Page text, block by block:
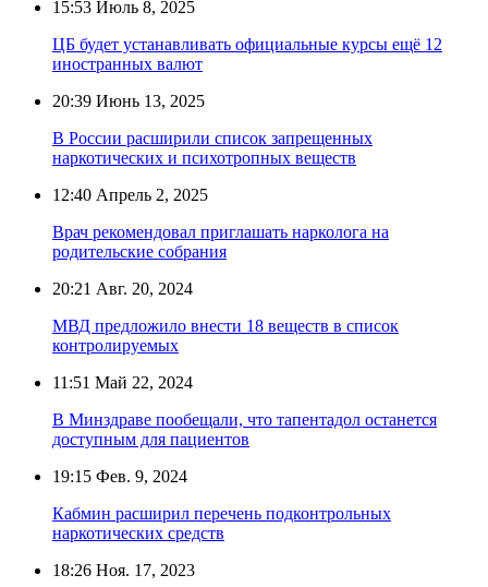
15:53 Июль 8, 2025
ЦБ будет устанавливать официальные курсы ещё 12
иностранных валют
20:39 Июнь 13, 2025
В России расширили список запрещенных
наркотических и психотропных веществ
12:40 Апрель 2, 2025
Врач рекомендовал приглашать нарколога на
родительские собрания
20:21 Авг. 20, 2024
МВД предложило внести 18 веществ в список
контролируемых
11:51 Май 22, 2024
В Минздраве пообещали, что тапентадол останется
доступным для пациентов
19:15 Фев. 9, 2024
Кабмин расширил перечень подконтрольных
наркотических средств
18:26 Ноя. 17, 2023